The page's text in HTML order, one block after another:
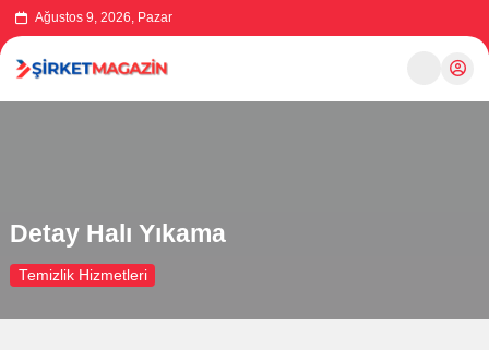
Ağustos 9, 2026, Pazar
Detay Halı Yıkama
Temizlik Hizmetleri